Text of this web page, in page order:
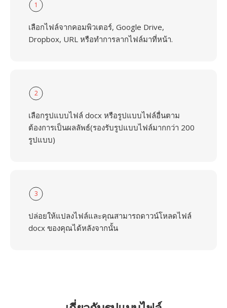
1
เลือกไฟล์จากคอมพิวเตอร์, Google Drive,
Dropbox, URL หรือทำการลากไฟล์มาที่หน้า.
2
เลือกรูปแบบไฟล์ docx หรือรูปแบบไฟล์อื่นตาม
ต้องการเป็นผลลัพธ์(รองรับรูปแบบไฟล์มากกว่า 200
รูปแบบ)
3
ปล่อยให้แปลงไฟล์และคุณสามารถดาวน์โหลดไฟล์
docx ของคุณได้หลังจากนั้น